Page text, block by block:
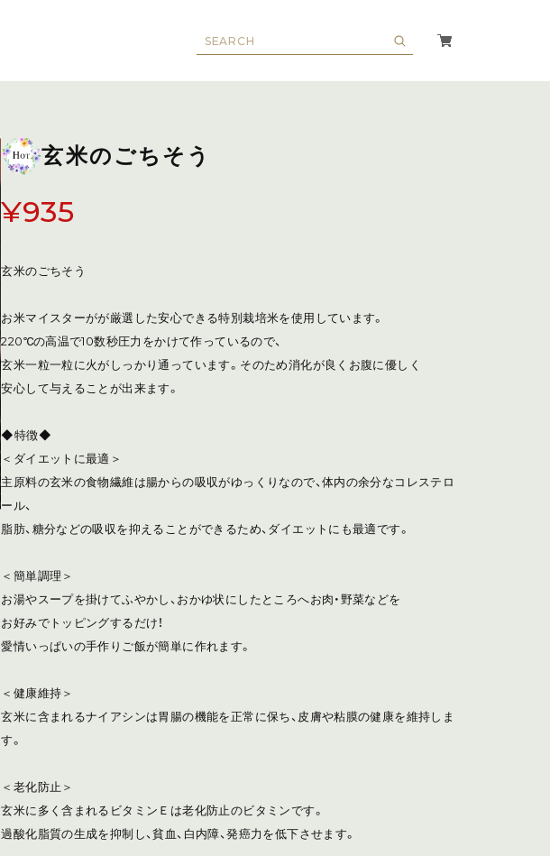
玄米のごちそう
¥935
玄米のごちそう
お米マイスターがが厳選した安心できる特別栽培米を使用しています。
220℃の高温で10数秒圧力をかけて作っているので、
玄米一粒一粒に火がしっかり通っています。そのため消化が良くお腹に優しく
安心して与えることが出来ます。
◆特徴◆
＜ダイエットに最適＞
主原料の玄米の食物繊維は腸からの吸収がゆっくりなので、体内の余分なコレステロ
ール、
脂肪、糖分などの吸収を抑えることができるため、ダイエットにも最適です。
＜簡単調理＞
お湯やスープを掛けてふやかし、おかゆ状にしたところへお肉・野菜などを
お好みでトッピングするだけ！
愛情いっぱいの手作りご飯が簡単に作れます。
＜健康維持＞
玄米に含まれるナイアシンは胃腸の機能を正常に保ち、皮膚や粘膜の健康を維持しま
す。
＜老化防止＞
玄米に多く含まれるビタミンＥは老化防止のビタミンです。
過酸化脂質の生成を抑制し、貧血、白内障、発癌力を低下させます。